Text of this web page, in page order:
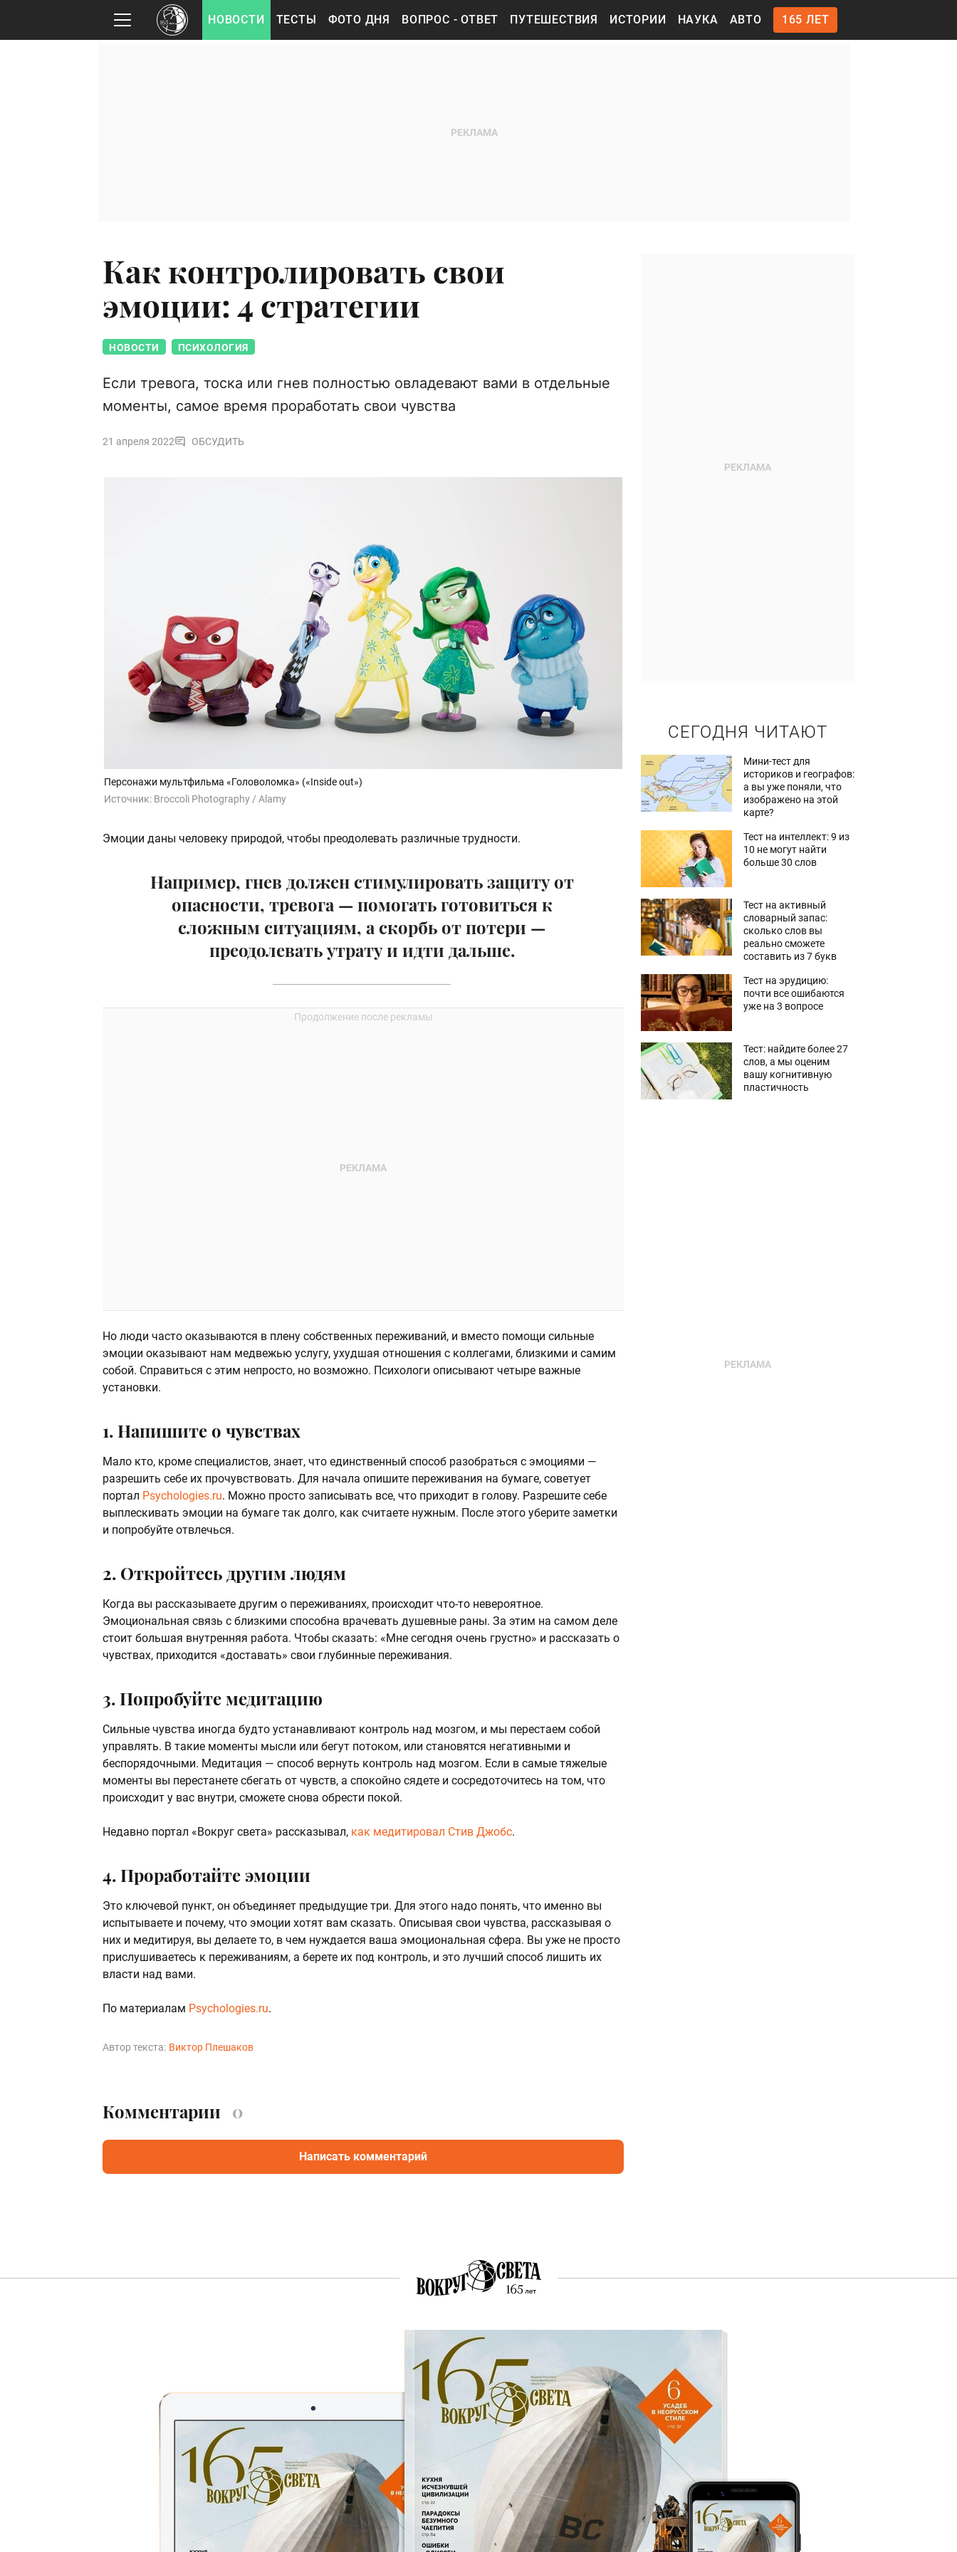
НОВОСТИ ТЕСТЫ ФОТО ДНЯ ВОПРОС - ОТВЕТ ПУТЕШЕСТВИЯ ИСТОРИИ НАУКА АВТО 165 ЛЕТ
Как контролировать свои
эмоции: 4 стратегии
НОВОСТИ ПСИХОЛОГИЯ
Если тревога, тоска или гнев полностью овладевают вами в отдельные
моменты, самое время проработать свои чувства
21 апреля 2022 ОБСУДИТЬ
Персонажи мультфильма «Головоломка» («Inside out»)
Источник: Broccoli Photography / Alamy
Эмоции даны человеку природой, чтобы преодолевать различные трудности.
Например, гнев должен стимулировать защиту от
опасности, тревога — помогать готовиться к
сложным ситуациям, а скорбь от потери —
преодолевать утрату и идти дальше.
Но люди часто оказываются в плену собственных переживаний, и вместо помощи сильные
эмоции оказывают нам медвежью услугу, ухудшая отношения с коллегами, близкими и самим
собой. Справиться с этим непросто, но возможно. Психологи описывают четыре важные
установки.
1. Напишите о чувствах
Мало кто, кроме специалистов, знает, что единственный способ разобраться с эмоциями —
разрешить себе их прочувствовать. Для начала опишите переживания на бумаге, советует
портал Psychologies.ru. Можно просто записывать все, что приходит в голову. Разрешите себе
выплескивать эмоции на бумаге так долго, как считаете нужным. После этого уберите заметки
и попробуйте отвлечься.
2. Откройтесь другим людям
Когда вы рассказываете другим о переживаниях, происходит что-то невероятное.
Эмоциональная связь с близкими способна врачевать душевные раны. За этим на самом деле
стоит большая внутренняя работа. Чтобы сказать: «Мне сегодня очень грустно» и рассказать о
чувствах, приходится «доставать» свои глубинные переживания.
3. Попробуйте медитацию
Сильные чувства иногда будто устанавливают контроль над мозгом, и мы перестаем собой
управлять. В такие моменты мысли или бегут потоком, или становятся негативными и
беспорядочными. Медитация — способ вернуть контроль над мозгом. Если в самые тяжелые
моменты вы перестанете сбегать от чувств, а спокойно сядете и сосредоточитесь на том, что
происходит у вас внутри, сможете снова обрести покой.
Недавно портал «Вокруг света» рассказывал, как медитировал Стив Джобс.
4. Проработайте эмоции
Это ключевой пункт, он объединяет предыдущие три. Для этого надо понять, что именно вы
испытываете и почему, что эмоции хотят вам сказать. Описывая свои чувства, рассказывая о
них и медитируя, вы делаете то, в чем нуждается ваша эмоциональная сфера. Вы уже не просто
прислушиваетесь к переживаниям, а берете их под контроль, и это лучший способ лишить их
власти над вами.
По материалам Psychologies.ru.
Автор текста: Виктор Плешаков
СЕГОДНЯ ЧИТАЮТ
Мини-тест для
историков и географов:
а вы уже поняли, что
изображено на этой
карте?
Тест на интеллект: 9 из
10 не могут найти
больше 30 слов
Тест на активный
словарный запас:
сколько слов вы
реально сможете
составить из 7 букв
Тест на эрудицию:
почти все ошибаются
уже на 3 вопросе
Тест: найдите более 27
слов, а мы оценим
вашу когнитивную
пластичность
Комментарии 0
Написать комментарий